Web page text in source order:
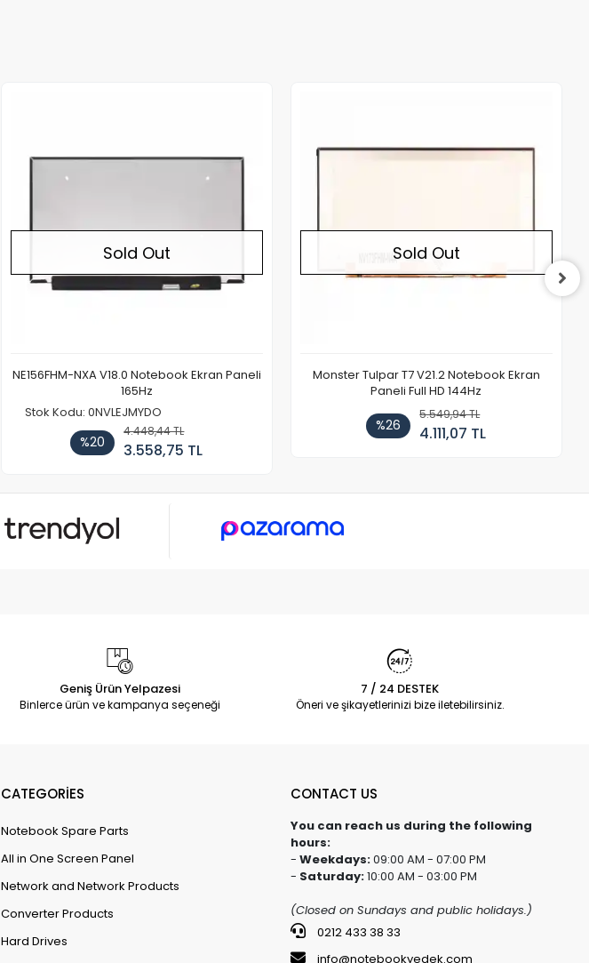
Sold Out
NE156FHM-NXA V18.0 Notebook Ekran Paneli
165Hz
Stok Kodu: 0NVLEJMYDO
%20
4.448,44 TL
3.558,75 TL
Sold Out
Monster Tulpar T7 V21.2 Notebook Ekran
Paneli Full HD 144Hz
%26
5.549,94 TL
4.111,07 TL
Geniş Ürün Yelpazesi
Binlerce ürün ve kampanya seçeneği
7 / 24 DESTEK
Öneri ve şikayetlerinizi bize iletebilirsiniz.
CATEGORİES
Notebook Spare Parts
All in One Screen Panel
Network and Network Products
Converter Products
Hard Drives
CONTACT US
You can reach us during the following
hours:
- Weekdays:09:00 AM - 07:00 PM
- Saturday:10:00 AM - 03:00 PM
(Closed on Sundays and public holidays.)
0212 433 38 33
info@notebookyedek.com